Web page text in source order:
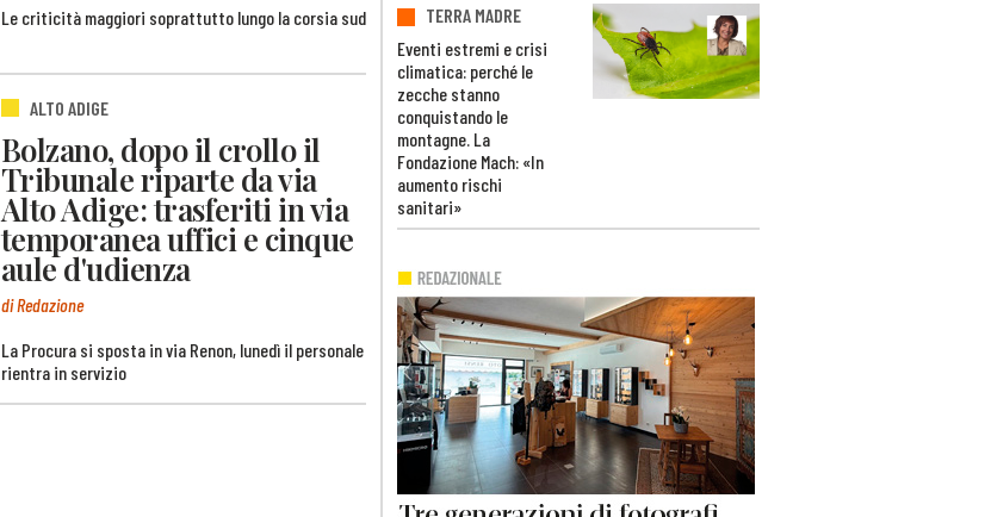
Le criticità maggiori soprattutto lungo la corsia sud
ALTO ADIGE
Bolzano, dopo il crollo il
Tribunale riparte da via
Alto Adige: trasferiti in via
temporanea uffici e cinque
aule d'udienza
di Redazione
La Procura si sposta in via Renon, lunedì il personale
rientra in servizio
TERRA MADRE
Eventi estremi e crisi
climatica: perché le
zecche stanno
conquistando le
montagne. La
Fondazione Mach: «In
aumento rischi
sanitari»